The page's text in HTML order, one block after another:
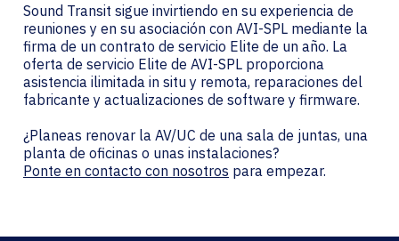
Sound Transit sigue invirtiendo en su experiencia de
reuniones y en su asociación con AVI-SPL mediante la
firma de un contrato de servicio Elite de un año. La
oferta de servicio Elite de AVI-SPL proporciona
asistencia ilimitada in situ y remota, reparaciones del
fabricante y actualizaciones de software y firmware.
¿Planeas renovar la AV/UC de una sala de juntas, una
planta de oficinas o unas instalaciones?
Ponte en contacto con nosotros para empezar.